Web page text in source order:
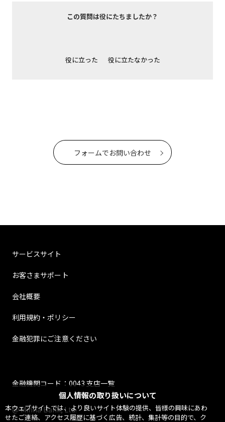
個人情報の取り扱いについて
本ウェブサイトでは、より良いサイト体験の提供、皆様の興味にあわ
せたご連絡、アクセス履歴に基づく広告、統計、集計等の目的で、ク
この質問は役にたちましたか？
役に立った 役に立たなかった
フォームでお問い合わせ
サービスサイト
お客さまサポート
会社概要
利用規約・ポリシー
金融犯罪にご注意ください
金融機関コード：0043 支店一覧
@ Minna Bank, Ltd.